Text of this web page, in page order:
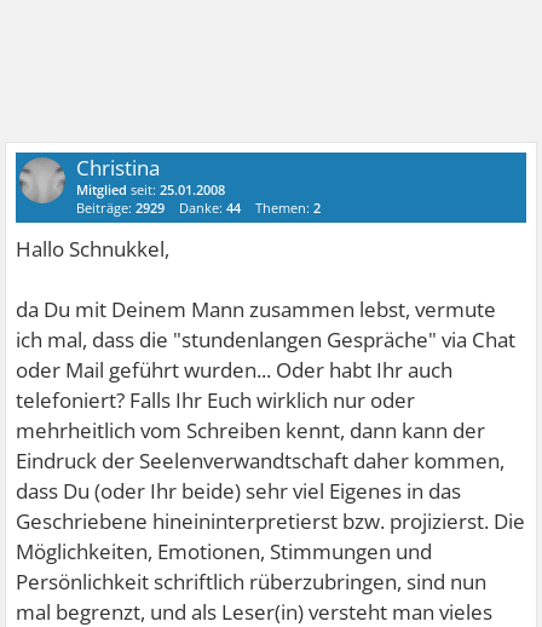
Christina
Mitglied seit:25.01.2008
Beiträge:2929 Danke:44 Themen:2
Hallo Schnukkel,
da Du mit Deinem Mann zusammen lebst, vermute
ich mal, dass die "stundenlangen Gespräche" via Chat
oder Mail geführt wurden... Oder habt Ihr auch
telefoniert? Falls Ihr Euch wirklich nur oder
mehrheitlich vom Schreiben kennt, dann kann der
Eindruck der Seelenverwandtschaft daher kommen,
dass Du (oder Ihr beide) sehr viel Eigenes in das
Geschriebene hineininterpretierst bzw. projizierst. Die
Möglichkeiten, Emotionen, Stimmungen und
Persönlichkeit schriftlich rüberzubringen, sind nun
mal begrenzt, und als Leser(in) versteht man vieles